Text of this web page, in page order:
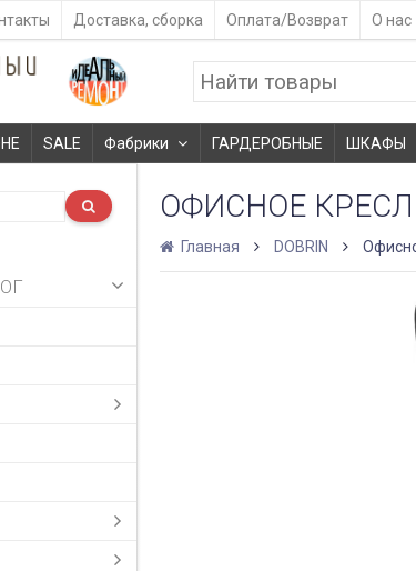
Доставка, сборка Оплата/Возврат О нас
SALE Фабрики ГАРДЕРОБНЫЕ ШКАФЫ
ОФИСНОЕ
Главная DOBRIN